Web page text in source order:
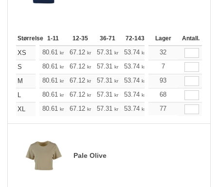
Størrelse 1-11 12-35 36-71 72-143 144-287 288 +
Lager Antall.
XS 80.61 kr 67.12 kr 57.31 kr 53.74 kr 51.07
32
S
80.61 kr 67.12 kr 57.31 kr 53.74 kr 51.07
7
M
80.61 kr 67.12 kr 57.31 kr 53.74 kr 51.07
93
L
80.61 kr 67.12 kr 57.31 kr 53.74 kr 51.07
68
XL
80.61 kr 67.12 kr 57.31 kr 53.74 kr 51.07
77
Pale Olive